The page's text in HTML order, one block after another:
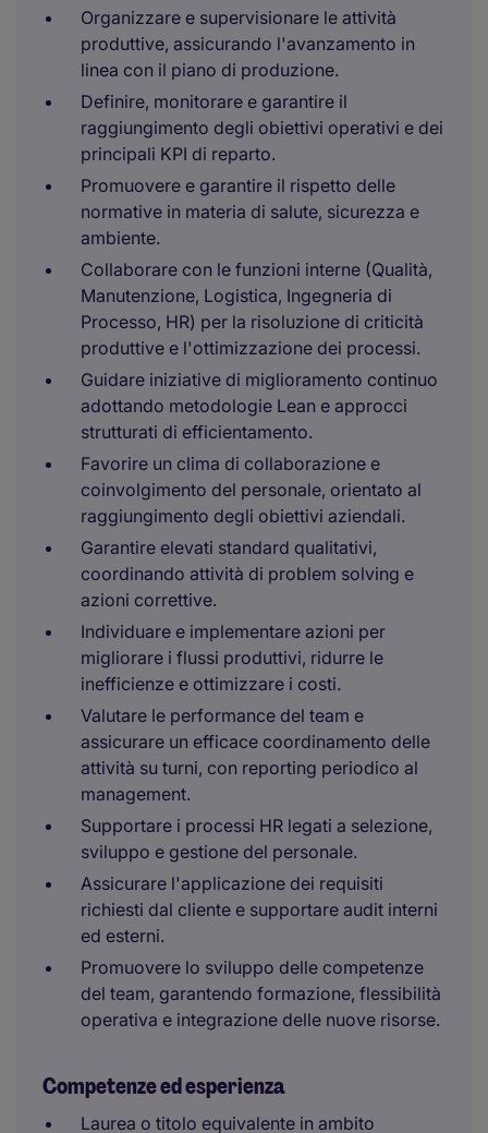
Organizzare e supervisionare le attività
produttive, assicurando l'avanzamento in
linea con il piano di produzione.
Definire, monitorare e garantire il
raggiungimento degli obiettivi operativi e dei
principali KPI di reparto.
Promuovere e garantire il rispetto delle
normative in materia di salute, sicurezza e
ambiente.
Collaborare con le funzioni interne (Qualità,
Manutenzione, Logistica, Ingegneria di
Processo, HR) per la risoluzione di criticità
produttive e l'ottimizzazione dei processi.
Guidare iniziative di miglioramento continuo
adottando metodologie Lean e approcci
strutturati di efficientamento.
Favorire un clima di collaborazione e
coinvolgimento del personale, orientato al
raggiungimento degli obiettivi aziendali.
Garantire elevati standard qualitativi,
coordinando attività di problem solving e
azioni correttive.
Individuare e implementare azioni per
migliorare i flussi produttivi, ridurre le
inefficienze e ottimizzare i costi.
Valutare le performance del team e
assicurare un efficace coordinamento delle
attività su turni, con reporting periodico al
management.
Supportare i processi HR legati a selezione,
sviluppo e gestione del personale.
Assicurare l'applicazione dei requisiti
richiesti dal cliente e supportare audit interni
ed esterni.
Promuovere lo sviluppo delle competenze
del team, garantendo formazione, flessibilità
operativa e integrazione delle nuove risorse.
Competenze ed esperienza
Laurea o titolo equivalente in ambito